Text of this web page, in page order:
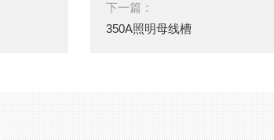
下一篇：
350A照明母线槽